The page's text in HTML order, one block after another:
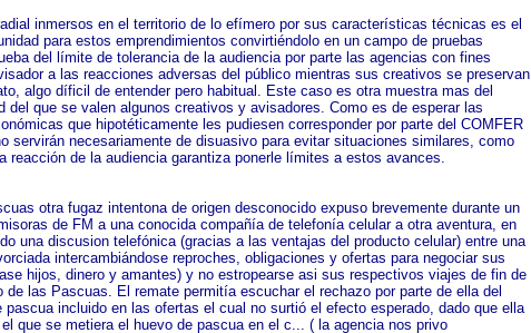
inmersos en el territorio de lo efímero por sus características técnicas es el
para estos emprendimientos convirtiéndolo en un campo de pruebas
del límite de tolerancia de la audiencia por parte las agencias con fines
a las reacciones adversas del público mientras sus creativos se preservan
algo díficil de entender pero habitual. Este caso es otra muestra mas del
del que se valen algunos creativos y avisadores. Como es de esperar las
que hipotéticamente les pudiesen corresponder por parte del COMFER
servirán necesariamente de disuasivo para evitar situaciones similares, como
reacción de la audiencia garantiza ponerle límites a estos avances.
otra fugaz intentona de origen desconocido expuso brevemente durante un
de FM a una conocida compañía de telefonía celular a otra aventura, en
una discusion telefónica (gracias a las ventajas del producto celular) entre una
intercambiándose reproches, obligaciones y ofertas para negociar sus
hijos, dinero y amantes) y no estropearse asi sus respectivos viajes de fin de
de las Pascuas. El remate permitía escuchar el rechazo por parte de ella del
pascua incluido en las ofertas el cual no surtió el efecto esperado, dado que ella
que se metiera el huevo de pascua en el c... ( la agencia nos privo